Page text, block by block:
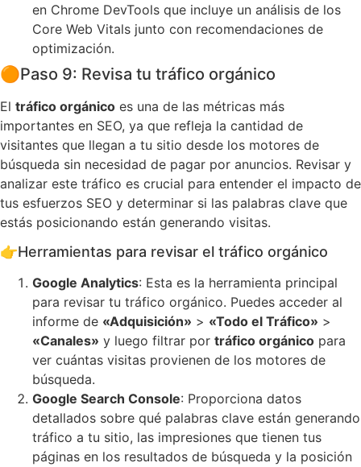
en Chrome DevTools que incluye un análisis de los
Core Web Vitals junto con recomendaciones de
optimización.
🟠Paso 9: Revisa tu tráfico orgánico
El tráfico orgánico es una de las métricas más
importantes en SEO, ya que refleja la cantidad de
visitantes que llegan a tu sitio desde los motores de
búsqueda sin necesidad de pagar por anuncios. Revisar y
analizar este tráfico es crucial para entender el impacto de
tus esfuerzos SEO y determinar si las palabras clave que
estás posicionando están generando visitas.
👉Herramientas para revisar el tráfico orgánico
Google Analytics: Esta es la herramienta principal
para revisar tu tráfico orgánico. Puedes acceder al
informe de «Adquisición» > «Todo el Tráfico» >
«Canales» y luego filtrar por tráfico orgánico para
ver cuántas visitas provienen de los motores de
búsqueda.
Google Search Console: Proporciona datos
detallados sobre qué palabras clave están generando
tráfico a tu sitio, las impresiones que tienen tus
páginas en los resultados de búsqueda y la posición